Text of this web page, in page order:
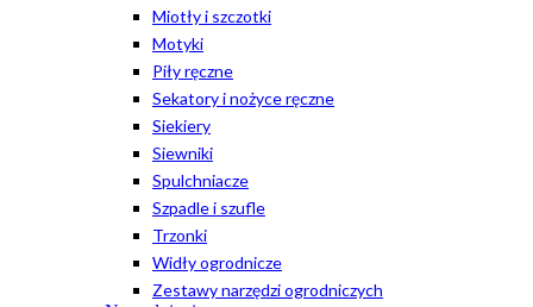
Miotły i szczotki
Motyki
Piły ręczne
Sekatory i nożyce ręczne
Siekiery
Siewniki
Spulchniacze
Szpadle i szufle
Trzonki
Widły ogrodnicze
Zestawy narzędzi ogrodniczych